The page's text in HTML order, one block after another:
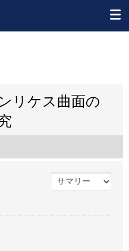
リケス曲面の